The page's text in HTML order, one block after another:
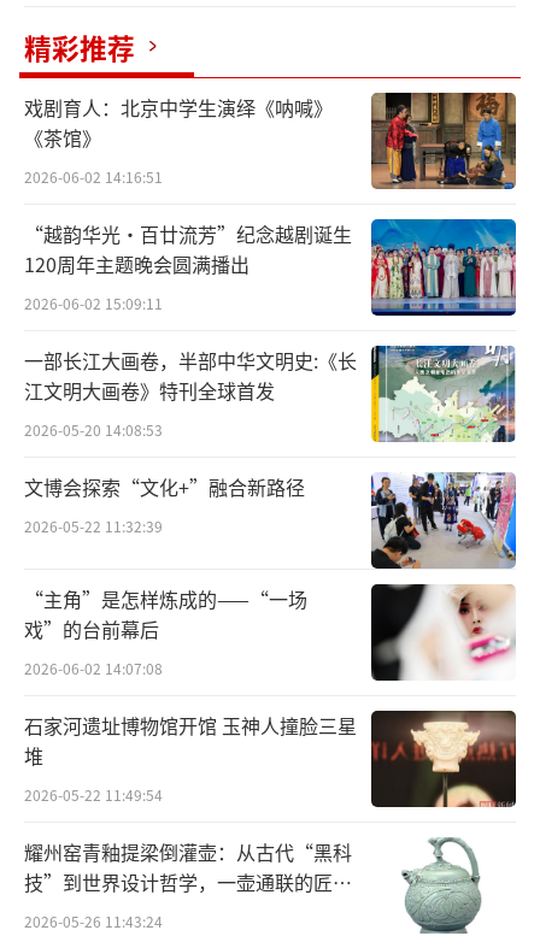
江经济带发展迈向高质量发展的壮阔征程。总
书记强调，“要把长江文化保护好、传承好、
弘扬好，延续历史文脉，坚定文化自信”，这
一重要论述为深入挖掘和弘扬长江文化提供了
十年光阴，三千多个日夜，奔腾不息的长
江焕发出前所未有的生机与活力，“长江经济
带”亦上升为关系国家发展全局的重大战略。
在这宏大图景之上，《长江经济带—长江流域
国土空间规划（2021—2035年）》，这幅关乎
流域未来的战略蓝图正徐徐展开。与此同时，
习近平总书记亲自擘画的国家“江河战略”深
入实施，系统推进长江、黄河等大江大河的保
护治理。
精彩推荐
戏剧育人：北京中学生演绎《呐喊》
《茶馆》
2026-06-02 14:16:51
“越韵华光·百廿流芳”纪念越剧诞生
120周年主题晚会圆满播出
2026-06-02 15:09:11
一部长江大画卷，半部中华文明史:《长
江文明大画卷》特刊全球首发
2026-05-20 14:08:53
文博会探索“文化+”融合新路径
2026-05-22 11:32:39
“主角”是怎样炼成的——“一场
戏”的台前幕后
2026-06-02 14:07:08
石家河遗址博物馆开馆 玉神人撞脸三星
堆
2026-05-22 11:49:54
耀州窑青釉提梁倒灌壶：从古代“黑科
技”到世界设计哲学，一壶通联的匠心
宇宙
2026-05-26 11:43:24